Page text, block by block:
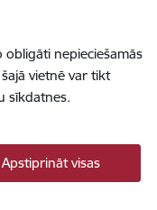
nepieciešamās
vietnē var tikt
sīkdatnes.
Apstiprināt visas